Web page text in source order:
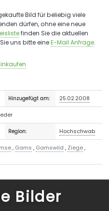
Bild für beliebig viele
dürfen, ohne eine neue
finden Sie die aktuellen
uns bitte eineE-Mail Anfrage.
Hinzugefügt am: 25.02.2008
Region: Hochschwab
, Gams , Gamswild , Ziege,
Bilder